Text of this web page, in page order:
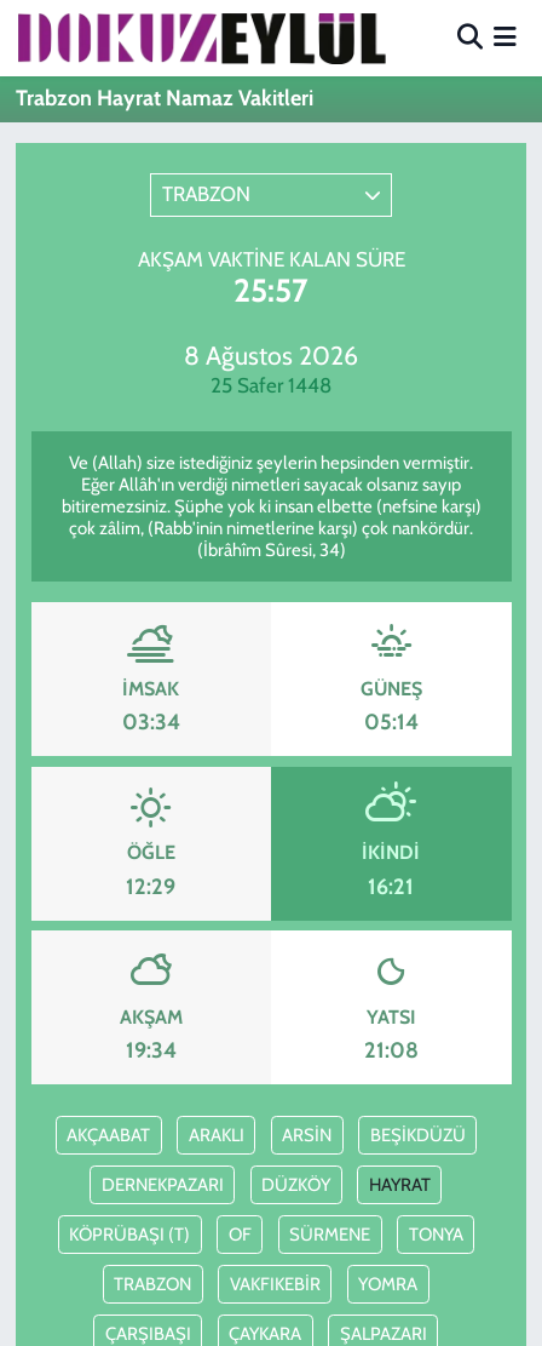
Trabzon Hayrat Namaz Vakitleri
TRABZON
AKŞAM VAKTINE KALAN SÜRE
25:57
8 Ağustos 2026
25 Safer 1448
Ve (Allah) size istediğiniz şeylerin hepsinden vermiştir.
Eğer Allâh'ın verdiği nimetleri sayacak olsanız sayıp
bitiremezsiniz. Şüphe yok ki insan elbette (nefsine karşı)
çok zâlim, (Rabb'inin nimetlerine karşı) çok nankördür.
(İbrâhîm Sûresi, 34)
İMSAK
03:34
GÜNEŞ
05:14
ÖĞLE
12:29
İKINDI
16:21
AKŞAM
19:34
YATSI
21:08
AKÇAABAT ARAKLI ARSİN BEŞİKDÜZÜ
DERNEKPAZARI DÜZKÖY HAYRAT
KÖPRÜBAŞI (T) OF SÜRMENE TONYA
TRABZON VAKFIKEBİR YOMRA
ÇARŞIBAŞI ÇAYKARA ŞALPAZARI
Hava Durumu
Süper Lig Puan Durumu ve Fikstür
Tüm Manşetler